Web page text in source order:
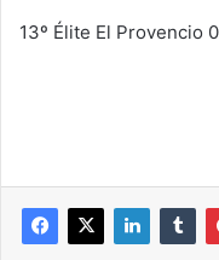
13º Élite El Provencio